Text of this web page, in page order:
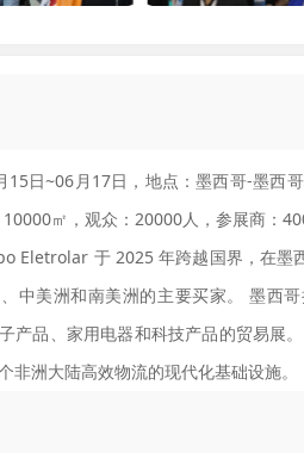
日~06月17日，地点：墨西哥-墨西
㎡，观众：20000人，参展商：
Eletrolar 于 2025 年跨越国界，在墨
中美洲和南美洲的主要买家。 墨西
产品、家用电器和科技产品的贸易展
洲大陆高效物流的现代化基础设施。